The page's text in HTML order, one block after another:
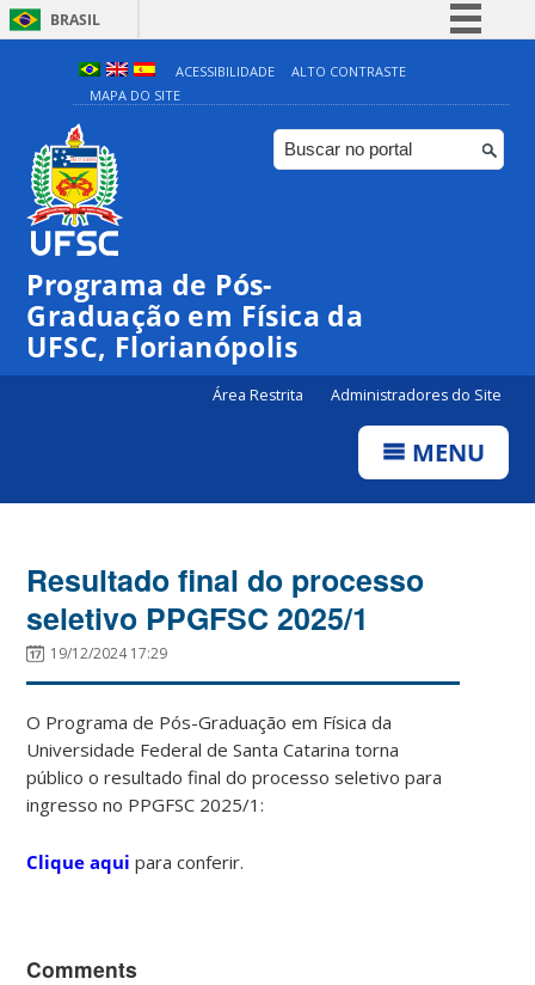
BRASIL
Simplifique!
Comunica BR
Participe
ACESSIBILIDADE
ALTO CONTRASTE
MAPA DO SITE
Programa de Pós-
Graduação em Física da
UFSC, Florianópolis
Área Restrita Administradores do Site
MENU
Resultado final do processo
seletivo PPGFSC 2025/1
19/12/2024 17:29
O Programa de Pós-Graduação em Física da
Universidade Federal de Santa Catarina torna
público o resultado final do processo seletivo para
ingresso no PPGFSC 2025/1:
Clique aqui para conferir.
Comments